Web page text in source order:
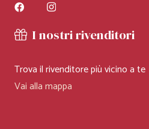
I nostri rivenditori
Trova il rivenditore più vicino a te
Vai alla mappa